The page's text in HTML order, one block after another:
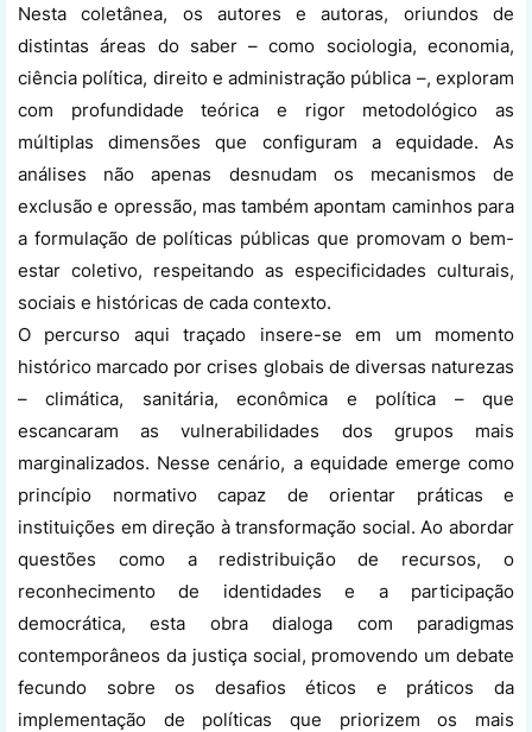
Nesta coletânea, os autores e autoras, oriundos de
distintas áreas do saber – como sociologia, economia,
ciência política, direito e administração pública –, exploram
com profundidade teórica e rigor metodológico as
múltiplas dimensões que configuram a equidade. As
análises não apenas desnudam os mecanismos de
exclusão e opressão, mas também apontam caminhos para
a formulação de políticas públicas que promovam o bem-
estar coletivo, respeitando as especificidades culturais,
sociais e históricas de cada contexto.
O percurso aqui traçado insere-se em um momento
histórico marcado por crises globais de diversas naturezas
– climática, sanitária, econômica e política – que
escancaram as vulnerabilidades dos grupos mais
marginalizados. Nesse cenário, a equidade emerge como
princípio normativo capaz de orientar práticas e
instituições em direção à transformação social. Ao abordar
questões como a redistribuição de recursos, o
reconhecimento de identidades e a participação
democrática, esta obra dialoga com paradigmas
contemporâneos da justiça social, promovendo um debate
fecundo sobre os desafios éticos e práticos da
implementação de políticas que priorizem os mais